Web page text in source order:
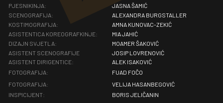
PJESNIKINJA:
JASNA ŠAMIĆ
SCENOGRAFIJA:
ALEXANDRA BURGSTALLER
KOSTIMOGRAFIJA:
AMNA KUNOVAC-ZEKIĆ
ASISTENTICA KOREOGRAFKINJE:
MIA JAHIĆ
DIZAJN SVJETLA:
MOAMER ŠAKOVIĆ
ASISTENT SCENOGRAFIJE
JOSIP LOVRENOVIĆ
ASISTENT DIRIGENTICE:
ALEK ISAKOVIĆ
FOTOGRAFIJA:
FUAD FOČO
FOTOGRAFIJA:
VELIJA HASANBEGOVIĆ
INSPICIJENT:
BORIS JELIČANIN